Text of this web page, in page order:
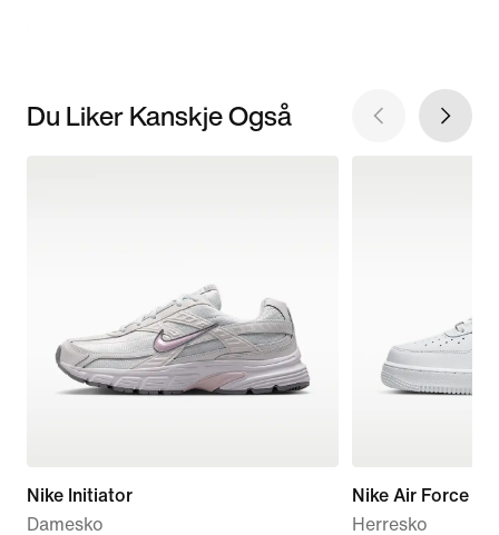
Du Liker Kanskje Også
Nike Initiator
Damesko
Nike Air Force 1
Herresko